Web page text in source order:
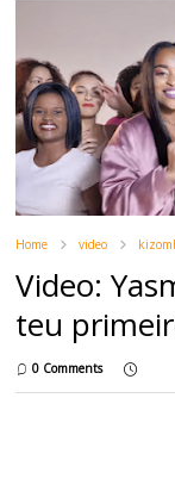
Home video
Video:
teu
0 Comments